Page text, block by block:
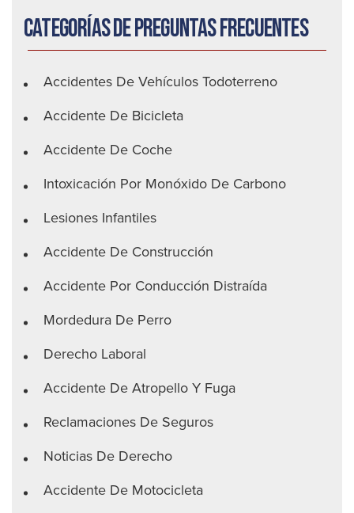
Categorías de preguntas frecuentes
Accidentes De Vehículos Todoterreno
Accidente De Bicicleta
Accidente De Coche
Intoxicación Por Monóxido De Carbono
Lesiones Infantiles
Accidente De Construcción
Accidente Por Conducción Distraída
Mordedura De Perro
Derecho Laboral
Accidente De Atropello Y Fuga
Reclamaciones De Seguros
Noticias De Derecho
Accidente De Motocicleta